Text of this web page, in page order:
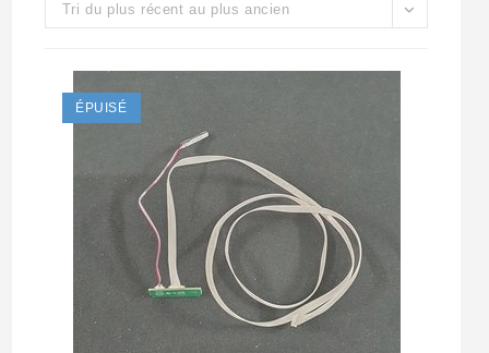
Tri du plus récent au plus ancien
ÉPUISÉ